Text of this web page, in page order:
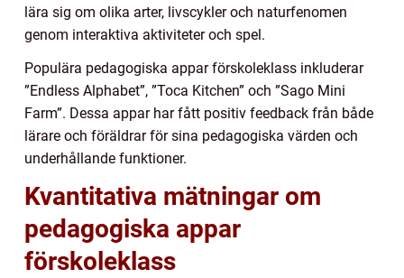
lära sig om olika arter, livscykler och naturfenomen
genom interaktiva aktiviteter och spel.
Populära pedagogiska appar förskoleklass inkluderar
”Endless Alphabet”, ”Toca Kitchen” och ”Sago Mini
Farm”. Dessa appar har fått positiv feedback från både
lärare och föräldrar för sina pedagogiska värden och
underhållande funktioner.
Kvantitativa mätningar om
pedagogiska appar
förskoleklass